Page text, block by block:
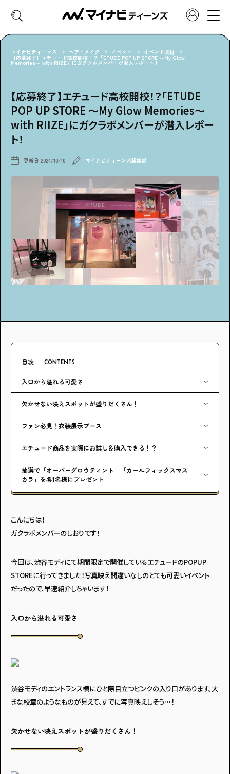
好きなカテゴリーから見る
ファッション ヘア・メイク
エンタメ 診断
特集・連載 社会体験
アンケート プレゼント
アンケートに
マイナビティーンズ ヘア・メイク イベント イベント取材
【応募終了】エチュード高校開校！？「ETUDE POP UP STORE ～My Glow
Memories～ with RIIZE」にガクラボメンバーが潜入レポート！
【応募終了】エチュード高校開校！？「ETUDE
POP UP STORE ～My Glow Memories～
with RIIZE」にガクラボメンバーが潜入レポー
ト！
更新日 2024/10/10 マイナビティーンズ編集部
目次 CONTENTS
入口から溢れる可愛さ
欠かせない映えスポットが盛りだくさん！
ファン必見！衣装展示ブース
エチュード商品を実際にお試し＆購入できる！？
抽選で「オーバーグロウティント」「カールフィックスマス
カラ」を各1名様にプレゼント
こんにちは！
ガクラボメンバーのしおりです！
今回は、渋谷モディにて期間限定で開催しているエチュードのPOPUP
STOREに行ってきました！写真映え間違いなしのとても可愛いイベント
だったので、早速紹介しちゃいます！
入口から溢れる可愛さ
渋谷モディのエントランス横にひと際目立つピンクの入り口があります。大
きな校章のようなものが見えて、すでに写真映えしそう…！
欠かせない映えスポットが盛りだくさん！